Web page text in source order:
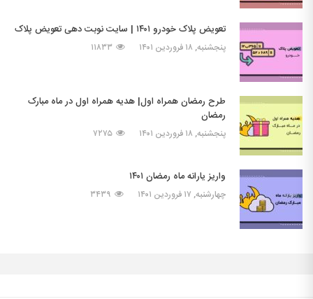
تعویض پلاک خودرو ۱۴۰۱ | سایت نوبت دهی تعویض پلاک
پنجشنبه, ۱۸ فروردین ۱۴۰۱ ۱۱۸۳۳
طرح رمضان همراه اول| هدیه همراه اول در ماه مبارک
رمضان
پنجشنبه, ۱۸ فروردین ۱۴۰۱ ۷۲۷۵
واریز یارانه ماه رمضان ۱۴۰۱
چهارشنبه, ۱۷ فروردین ۱۴۰۱ ۳۴۳۹